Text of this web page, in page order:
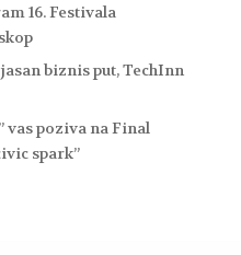
16. Festivala
biznis put, TechInn
vas poziva na Final
spark”